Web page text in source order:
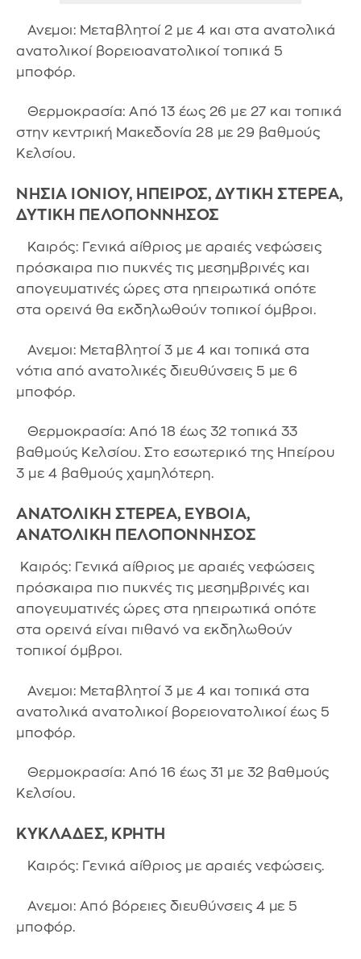
Ανεμοι: Μεταβλητοί 2 με 4 και στα ανατολικά
ανατολικοί βορειοανατολικοί τοπικά 5
μποφόρ.
Θερμοκρασία: Από 13 έως 26 με 27 και τοπικά
στην κεντρική Μακεδονία 28 με 29 βαθμούς
Κελσίου.
ΝΗΣΙΑ ΙΟΝΙΟΥ, ΗΠΕΙΡΟΣ, ΔΥΤΙΚΗ ΣΤΕΡΕΑ,
ΔΥΤΙΚΗ ΠΕΛΟΠΟΝΝΗΣΟΣ
Καιρός: Γενικά αίθριος με αραιές νεφώσεις
πρόσκαιρα πιο πυκνές τις μεσημβρινές και
απογευματινές ώρες στα ηπειρωτικά οπότε
στα ορεινά θα εκδηλωθούν τοπικοί όμβροι.
Ανεμοι: Μεταβλητοί 3 με 4 και τοπικά στα
νότια από ανατολικές διευθύνσεις 5 με 6
μποφόρ.
Θερμοκρασία: Από 18 έως 32 τοπικά 33
βαθμούς Κελσίου. Στο εσωτερικό της Ηπείρου
3 με 4 βαθμούς χαμηλότερη.
ΑΝΑΤΟΛΙΚΗ ΣΤΕΡΕΑ, ΕΥΒΟΙΑ,
ΑΝΑΤΟΛΙΚΗ ΠΕΛΟΠΟΝΝΗΣΟΣ
Καιρός: Γενικά αίθριος με αραιές νεφώσεις
πρόσκαιρα πιο πυκνές τις μεσημβρινές και
απογευματινές ώρες στα ηπειρωτικά οπότε
στα ορεινά είναι πιθανό να εκδηλωθούν
τοπικοί όμβροι.
Ανεμοι: Μεταβλητοί 3 με 4 και τοπικά στα
ανατολικά ανατολικοί βορειονατολικοί έως 5
μποφόρ.
Θερμοκρασία: Από 16 έως 31 με 32 βαθμούς
Κελσίου.
ΚΥΚΛΑΔΕΣ, ΚΡΗΤΗ
Καιρός: Γενικά αίθριος με αραιές νεφώσεις.
Ανεμοι: Από βόρειες διευθύνσεις 4 με 5
μποφόρ.